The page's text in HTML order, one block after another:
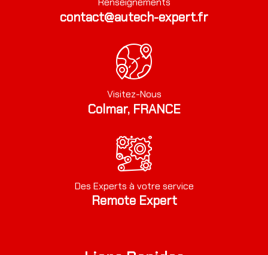
contact@autech-expert.fr
Visitez-Nous
Colmar, FRANCE
Des Experts à votre service
Remote Expert